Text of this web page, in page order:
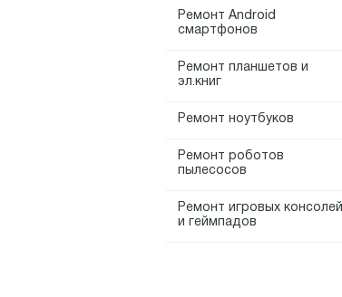
Ремонт Android
смартфонов
Ремонт планшетов и
эл.книг
Ремонт ноутбуков
Ремонт роботов
пылесосов
Ремонт игровых консолей
и геймпадов